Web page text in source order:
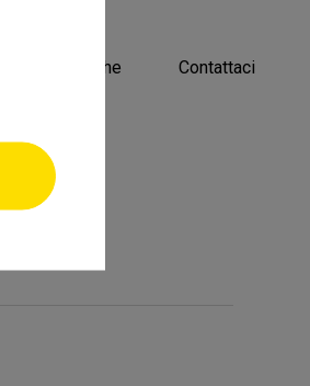
Ricerche Contattaci